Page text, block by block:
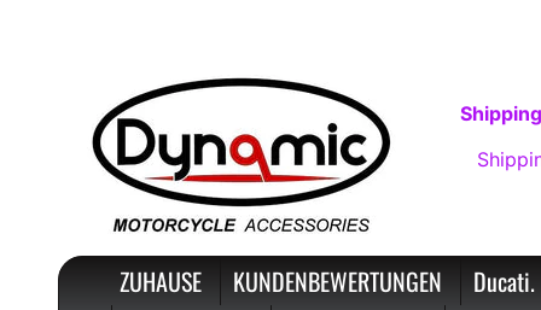
SEITENMENÜ
ZUHAUSE KUNDENBEWERTUNGEN Ducati.